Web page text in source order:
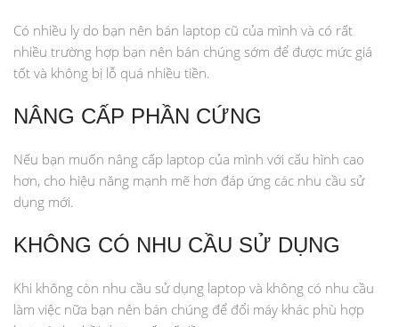
Có nhiều ly do bạn nên bán laptop cũ của mình và có rất
nhiều trường hợp bạn nên bán chúng sớm để được mức giá
tốt và không bị lỗ quá nhiều tiền.
NÂNG CẤP PHẦN CỨNG
Nếu bạn muốn nâng cấp laptop của mình với cấu hình cao
hơn, cho hiệu năng mạnh mẽ hơn đáp ứng các nhu cầu sử
dụng mới.
KHÔNG CÓ NHU CẦU SỬ DỤNG
Khi không còn nhu cầu sử dụng laptop và không có nhu cầu
làm việc nữa bạn nên bán chúng để đổi máy khác phù hợp